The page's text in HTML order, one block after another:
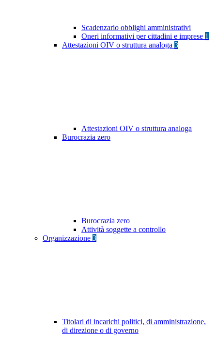
Scadenzario obblighi amministrativi
Oneri informativi per cittadini e imprese 1
Attestazioni OIV o struttura analoga 3
Attestazioni OIV o struttura analoga
Burocrazia zero
Burocrazia zero
Attività soggette a controllo
Organizzazione 3
Titolari di incarichi politici, di amministrazione,
di direzione o di governo